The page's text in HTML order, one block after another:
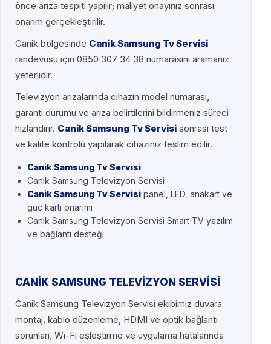
önce arıza tespiti yapılır; maliyet onayınız sonrası
onarım gerçekleştirilir.
Canik bölgesinde Canik Samsung Tv Servisi
randevusu için 0850 307 34 38 numarasını aramanız
yeterlidir.
Televizyon arızalarında cihazın model numarası,
garanti durumu ve arıza belirtilerini bildirmeniz süreci
hızlandırır. Canik Samsung Tv Servisi sonrası test
ve kalite kontrolü yapılarak cihazınız teslim edilir.
Canik Samsung Tv Servisi
Canik Samsung Televizyon Servisi
Canik Samsung Tv Servisi panel, LED, anakart ve
güç kartı onarımı
Canik Samsung Televizyon Servisi Smart TV yazılım
ve bağlantı desteği
CANİK SAMSUNG TELEVİZYON SERVİSİ
Canik Samsung Televizyon Servisi ekibimiz duvara
montaj, kablo düzenleme, HDMI ve optik bağlantı
sorunları, Wi-Fi eşleştirme ve uygulama hatalarında